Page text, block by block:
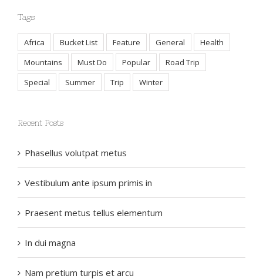
Tags
Africa Bucket List Feature General
Health
Mountains
Must Do Popular
Road Trip
Special
Summer Trip Winter
Recent Posts
Phasellus volutpat metus
Vestibulum ante ipsum primis in
Praesent metus tellus elementum
In dui magna
Nam pretium turpis et arcu